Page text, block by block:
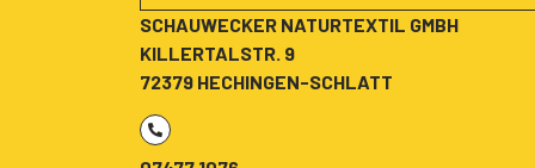
SCHAUWECKER NATURTEXTIL GMBH
KILLERTALSTR. 9
72379 HECHINGEN-SCHLATT